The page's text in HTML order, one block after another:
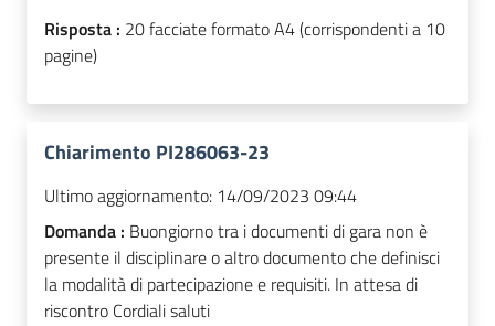
Risposta : 20 facciate formato A4 (corrispondenti a 10
pagine)
Chiarimento PI286063-23
Ultimo aggiornamento: 14/09/2023 09:44
Domanda : Buongiorno tra i documenti di gara non è
presente il disciplinare o altro documento che definisci
la modalità di partecipazione e requisiti. In attesa di
riscontro Cordiali saluti